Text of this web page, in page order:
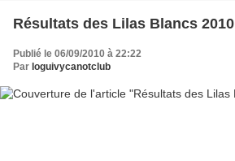
Résultats des Lilas Blancs 2010
Publié le 06/09/2010 à 22:22
Par loguivycanotclub